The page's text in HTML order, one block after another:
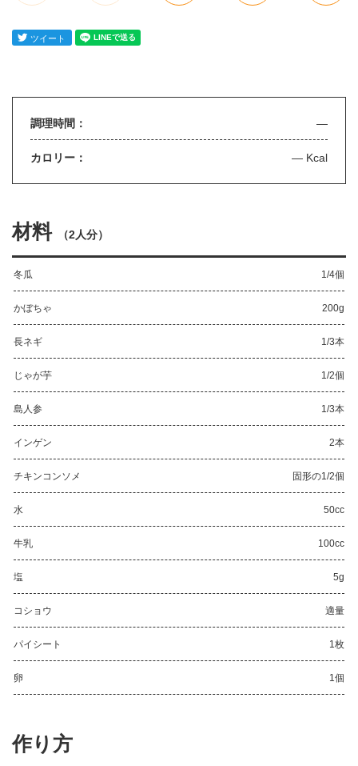
調理時間： —
カロリー： — Kcal
材料 （2人分）
冬瓜 1/4個
かぼちゃ 200g
長ネギ 1/3本
じゃが芋 1/2個
島人参 1/3本
インゲン 2本
チキンコンソメ 固形の1/2個
水 50cc
牛乳 100cc
塩 5g
コショウ 適量
パイシート 1枚
卵 1個
作り方